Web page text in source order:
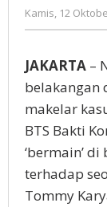
Kamis, 12
JAKARTA –
belakangan
makelar
BTS Bakti
‘bermain’
terhadap
Tommy